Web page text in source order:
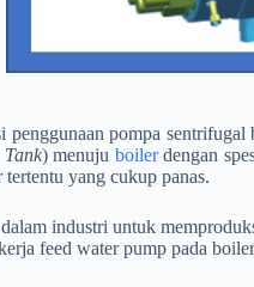
penggunaan pompa
Tank) menuju boilerdengan
yang cukup panas.
industri untuk
feed water pump pada